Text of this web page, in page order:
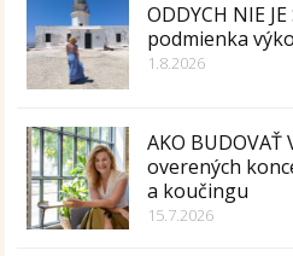
ODDYCH NIE
podmienka
1.8.2026
AKO BUDOVAŤ
overených
a koučingu
15.7.2026